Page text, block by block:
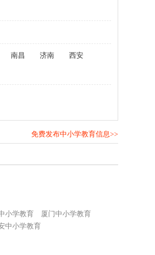
南昌 济南 西安
免费发布中小学教育信息>>
小学教育
厦门中小学教育
中小学教育